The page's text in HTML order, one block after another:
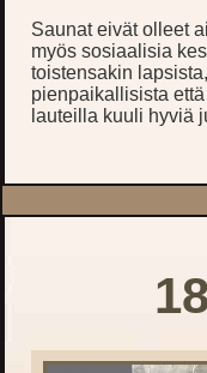
Saunat eivät olleet
myös sosiaalisia
toistensakin
pienpaikallisista
lauteilla kuuli hyviä